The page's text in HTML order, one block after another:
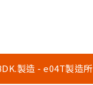
製造 - e04T製造所